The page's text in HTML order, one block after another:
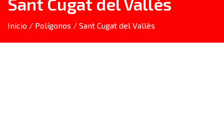
Inicio / Polígonos / Sant Cugat del Vallès